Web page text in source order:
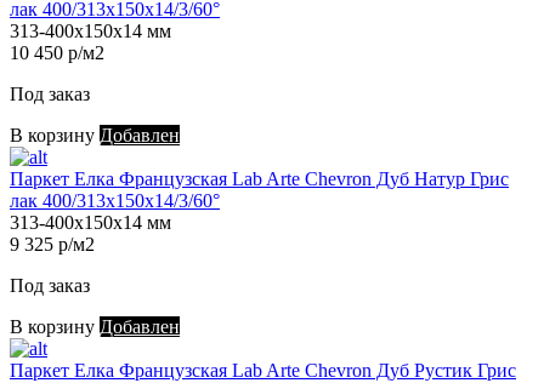
лак 400/313х150х14/3/60°
313-400х150х14 мм
10 450 р/м2
Под заказ
В корзину Добавлен
Паркет Елка Французская Lab Arte Chevron Дуб Натур Грис
лак 400/313х150х14/3/60°
313-400х150х14 мм
9 325 р/м2
Под заказ
В корзину Добавлен
Паркет Елка Французская Lab Arte Chevron Дуб Рустик Грис